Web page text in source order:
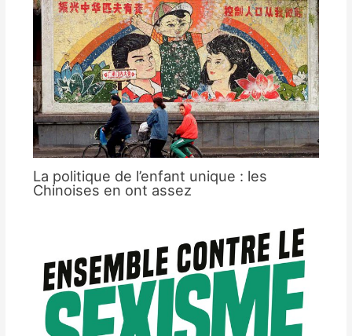
La politique de l’enfant unique : les
Chinoises en ont assez